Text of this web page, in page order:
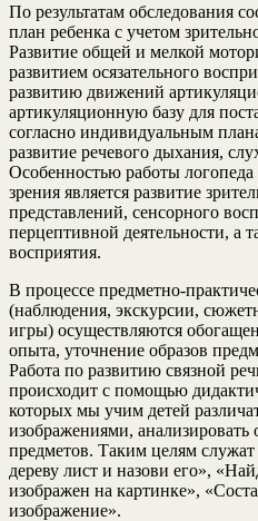
По результатам обследования
план ребенка с учетом
Развитие общей и мелкой
развитием осязательного
развитию движений
артикуляционную базу для
согласно индивидуальным
развитие речевого дыхания,
Особенностью работы
зрения является развитие
представлений, сенсорного
перцептивной деятельности, а
восприятия.
В процессе предметно-
(наблюдения, экскурсии,
игры) осуществляются
опыта, уточнение образов
Работа по развитию связной
происходит с помощью
которых мы учим детей
изображениями, анализировать
предметов. Таким целям
дереву лист и назови его»,
изображен на картинке»,
изображение».